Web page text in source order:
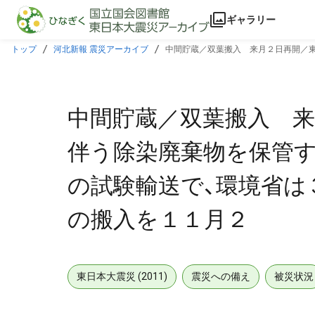
本文に飛ぶ
ギャラリー
トップ 河北新報 震災アーカイブ
中間貯蔵／双葉搬入 来月２日再開／東
中間貯蔵／双葉搬入 来
伴う除染廃棄物を保管す
の試験輸送で、環境省
の搬入を１１月２
東日本大震災 (2011) 震災への備え 被災状況